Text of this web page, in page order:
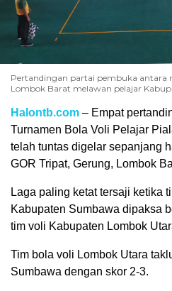
Pertandingan partai pembuka antara
Lombok Barat melawan pelajar
Halontb.com – Empat
Turnamen Bola Voli Pelajar
telah tuntas digelar sepanjang
GOR Tripat, Gerung, Lombok
Laga paling ketat tersaji ketika
Kabupaten Sumbawa dipaksa
tim voli Kabupaten Lombok
Tim bola voli Lombok Utara
Sumbawa dengan skor 2-3.